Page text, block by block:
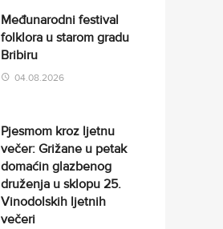
Međunarodni festival
folklora u starom gradu
Bribiru
04.08.2026
Pjesmom kroz ljetnu
večer: Grižane u petak
domaćin glazbenog
druženja u sklopu 25.
Vinodolskih ljetnih
večeri